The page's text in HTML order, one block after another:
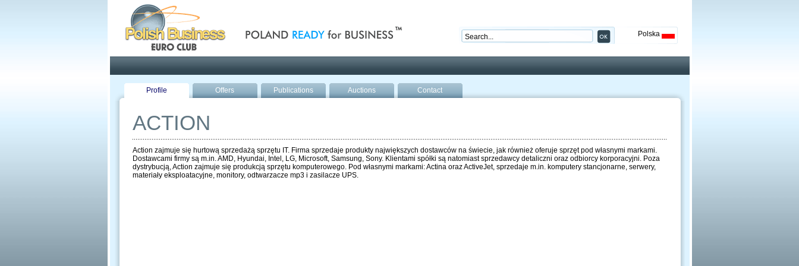
Polska
Profile Offers Publications Auctions Contact
ACTION
Action zajmuje się hurtową sprzedażą sprzętu IT. Firma sprzedaje produkty największych dostawców na świecie, jak również oferuje sprzęt pod własnymi markami.
Dostawcami firmy są m.in. AMD, Hyundai, Intel, LG, Microsoft, Samsung, Sony. Klientami spółki są natomiast sprzedawcy detaliczni oraz odbiorcy korporacyjni. Poza
dystrybucją, Action zajmuje się produkcją sprzętu komputerowego. Pod własnymi markami: Actina oraz ActiveJet, sprzedaje m.in. komputery stancjonarne, serwery,
materiały eksploatacyjne, monitory, odtwarzacze mp3 i zasilacze UPS.